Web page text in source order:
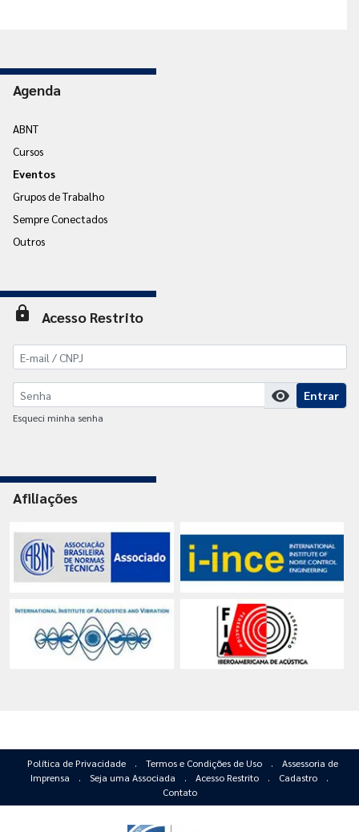
Agenda
ABNT
Cursos
Eventos
Grupos de Trabalho
Sempre Conectados
Outros
lock Acesso Restrito
visibility Entrar
Esqueci minha senha
Afiliações
Política de Privacidade . Termos e Condições de Uso .
Assessoria de
Imprensa
. Seja uma Associada . Acesso Restrito . Cadastro
.
Contato